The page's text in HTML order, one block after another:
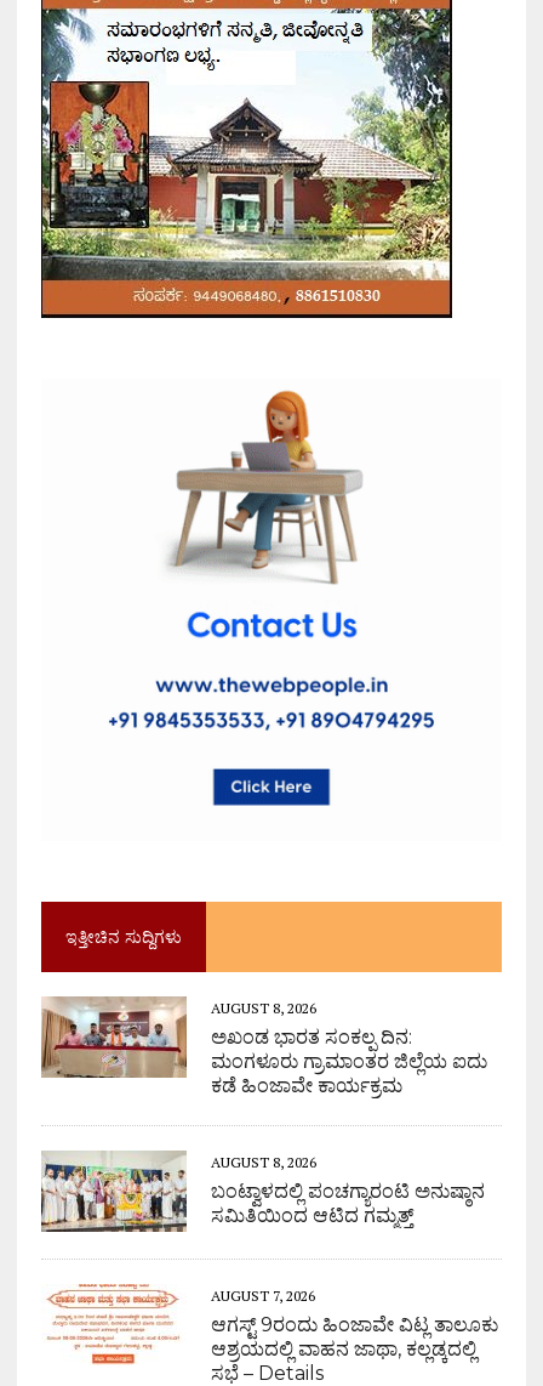
ಇತ್ತೀಚಿನ ಸುದ್ದಿಗಳು
AUGUST 8, 2026
ಅಖಂಡ ಭಾರತ ಸಂಕಲ್ಪ ದಿನ:
ಮಂಗಳೂರು ಗ್ರಾಮಾಂತರ ಜಿಲ್ಲೆಯ ಐದು
ಕಡೆ ಹಿಂಜಾವೇ ಕಾರ್ಯಕ್ರಮ
AUGUST 8, 2026
ಬಂಟ್ವಾಳದಲ್ಲಿ ಪಂಚಗ್ಯಾರಂಟಿ ಅನುಷ್ಠಾನ
ಸಮಿತಿಯಿಂದ ಆಟಿದ ಗಮ್ಮತ್ತ್
AUGUST 7, 2026
ಆಗಸ್ಟ್ 9ರಂದು ಹಿಂಜಾವೇ ವಿಟ್ಲ ತಾಲೂಕು
ಆಶ್ರಯದಲ್ಲಿ ವಾಹನ ಜಾಥಾ, ಕಲ್ಲಡ್ಕದಲ್ಲಿ
ಸಭೆ – Details